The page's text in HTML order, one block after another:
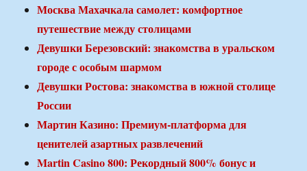
Москва Махачкала самолет: комфортное
путешествие между столицами
Девушки Березовский: знакомства в уральском
городе с особым шармом
Девушки Ростова: знакомства в южной столице
России
Мартин Казино: Премиум-платформа для
ценителей азартных развлечений
Martin Casino 800: Рекордный 800% бонус и